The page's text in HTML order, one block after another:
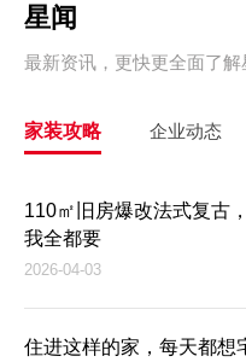
星闻
最新资讯，更快更全面了解
家装攻略 企业动态
110㎡旧房爆改法式复古
我全都要
2026-04-03
住进这样的家，每天都想